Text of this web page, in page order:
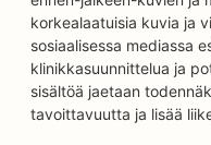
korkealaatuisia kuvia ja
sosiaalisessa mediassa
klinikkasuunnittelua ja
sisältöä jaetaan
tavoittavuutta ja lisää